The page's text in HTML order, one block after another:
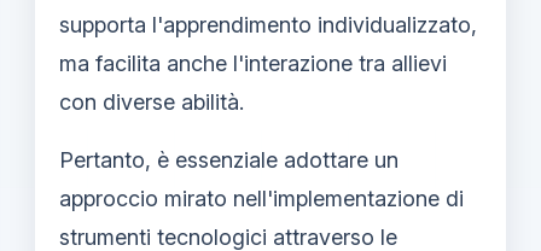
supporta l'apprendimento individualizzato,
ma facilita anche l'interazione tra allievi
con diverse abilità.
Pertanto, è essenziale adottare un
approccio mirato nell'implementazione di
strumenti tecnologici attraverso le